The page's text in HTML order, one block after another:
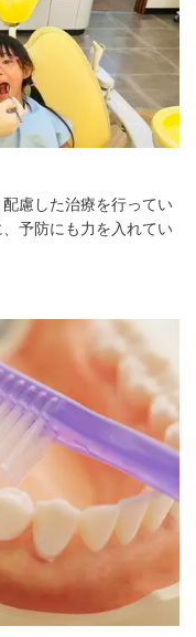
慮した治療を行ってい
予防にも力を入れてい